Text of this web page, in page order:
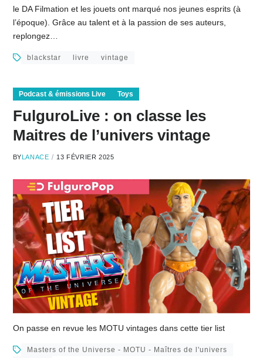
le DA Filmation et les jouets ont marqué nos jeunes esprits (à
l’époque). Grâce au talent et à la passion de ses auteurs,
replongez…
blackstar livre vintage
Podcast & émissions Live Toys
FulguroLive : on classe les
Maitres de l’univers vintage
BYLANACE 13 FÉVRIER 2025
On passe en revue les MOTU vintages dans cette tier list
Masters of the Universe - MOTU - Maîtres de l'univers